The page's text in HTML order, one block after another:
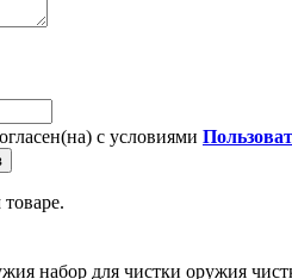
с условиями
набор для чистки оружия